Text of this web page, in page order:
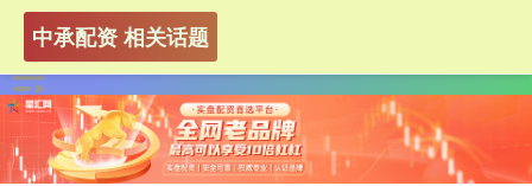
中承配资 相关话题